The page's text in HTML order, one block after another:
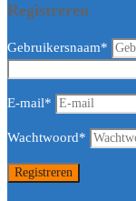
Registreren
Gebruikersnaam*
E-mail*
Wachtwoord*